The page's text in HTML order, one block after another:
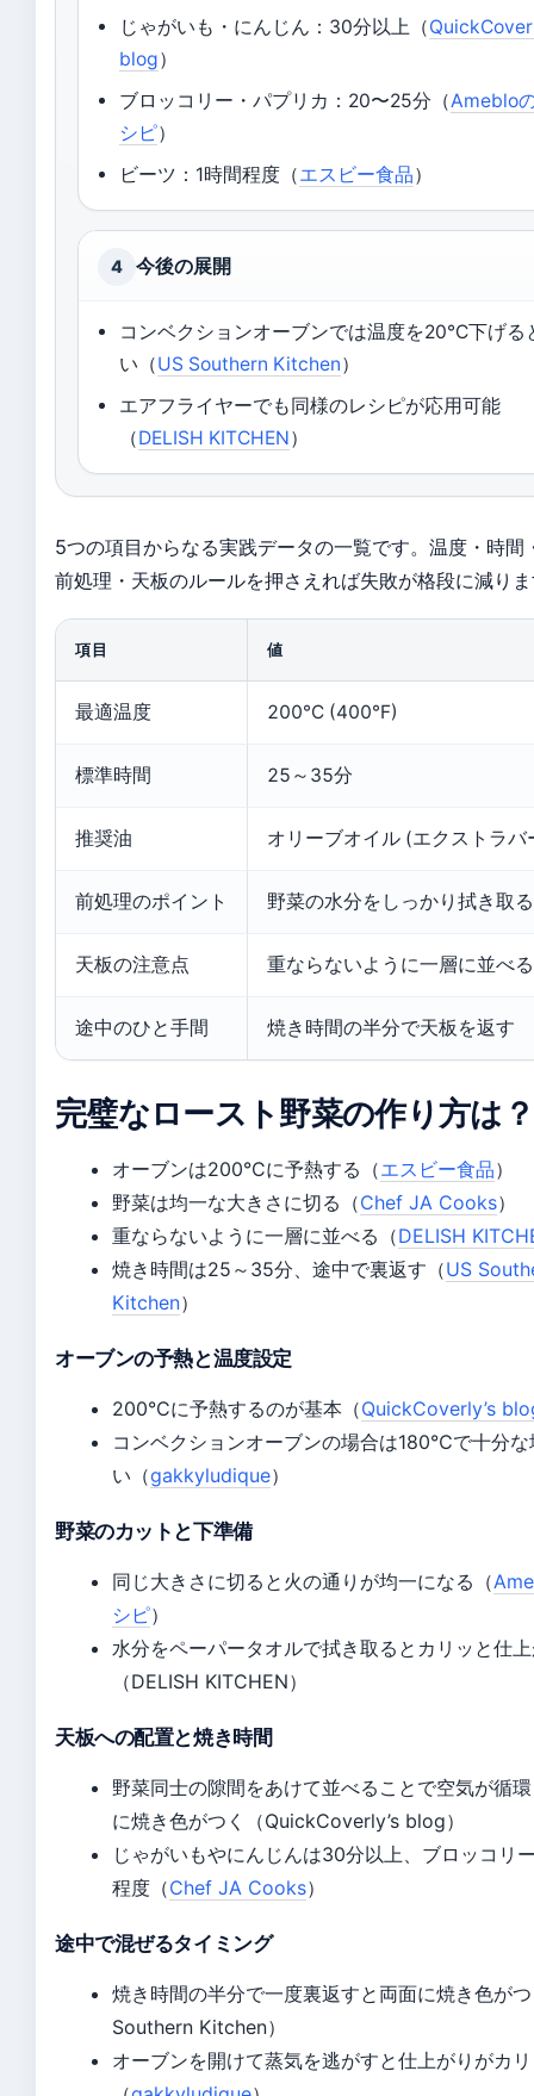
じゃがいも・にんじん：30分以上（
blog）
ブロッコリー・パプリカ：20〜25分（Ameblo
シピ）
ビーツ：1時間程度（エスビー食品）
4 今後の展開
コンベクションオーブンでは温度を20℃下げる
い（US Southern Kitchen）
エアフライヤーでも同様のレシピが応用可能
（DELISH KITCHEN）
5つの項目からなる実践データの一覧です。温度・時間
前処理・天板のルールを押さえれば失敗が格段に減り
項目 値
最適温度 200°C (400°F)
標準時間 25～35分
推奨油 オリーブオイル (エクストラバ
前処理のポイント 野菜の水分をしっかり拭き取る
天板の注意点 重ならないように一層に並べる
途中のひと手間 焼き時間の半分で天板を返す
完璧なロースト野菜の作り方は？
オーブンは200°Cに予熱する（エスビー食品）
野菜は均一な大きさに切る（Chef JA Cooks）
重ならないように一層に並べる（DELISH
焼き時間は25～35分、途中で裏返す（US
Kitchen）
オーブンの予熱と温度設定
200°Cに予熱するのが基本（QuickCoverly’s
コンベクションオーブンの場合は180℃で十分な
い（gakkyludique）
野菜のカットと下準備
同じ大きさに切ると火の通りが均一になる（
シピ）
水分をペーパータオルで拭き取るとカリッと仕
（DELISH KITCHEN）
天板への配置と焼き時間
野菜同士の隙間をあけて並べることで空気が循
に焼き色がつく（QuickCoverly’s blog）
じゃがいもやにんじんは30分以上、ブロッコリ
程度（Chef JA Cooks）
途中で混ぜるタイミング
焼き時間の半分で一度裏返すと両面に焼き色が
Southern Kitchen）
オーブンを開けて蒸気を逃がすと仕上がりがカ